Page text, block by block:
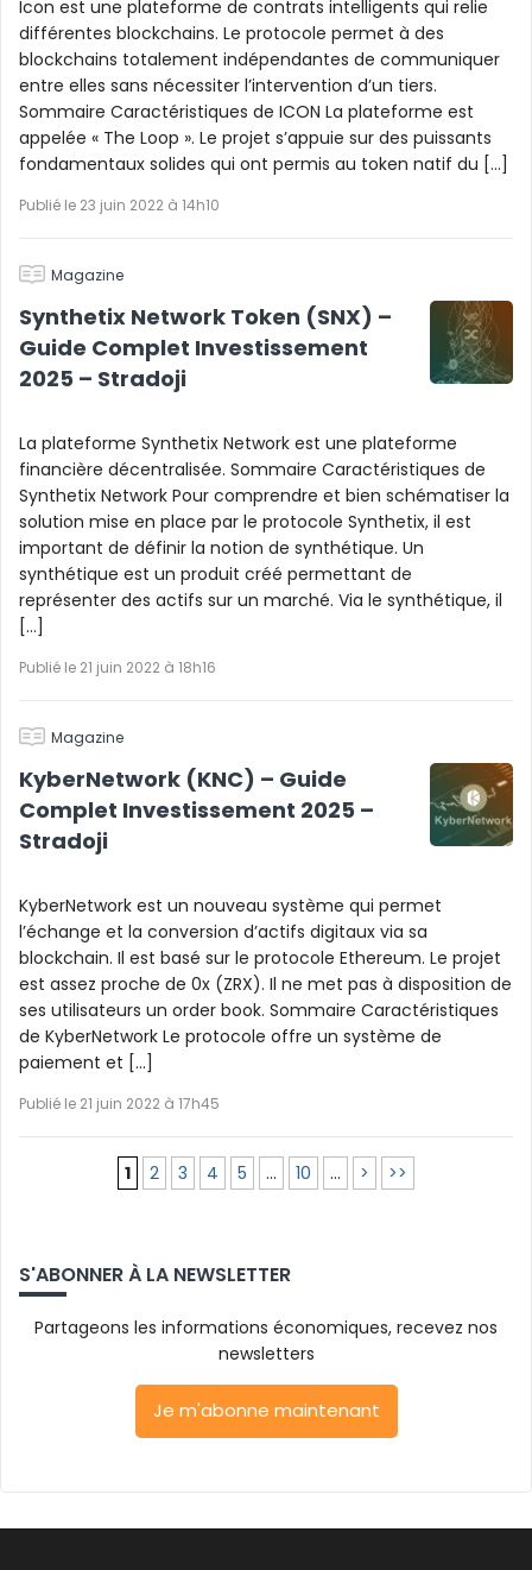
Icon est une plateforme de contrats intelligents qui relie
différentes blockchains. Le protocole permet à des
blockchains totalement indépendantes de communiquer
entre elles sans nécessiter l’intervention d’un tiers.
Sommaire Caractéristiques de ICON La plateforme est
appelée « The Loop ». Le projet s’appuie sur des puissants
fondamentaux solides qui ont permis au token natif du […]
Publié le 23 juin 2022 à 14h10
Magazine
Synthetix Network Token (SNX) –
Guide Complet Investissement
2025 – Stradoji
La plateforme Synthetix Network est une plateforme
financière décentralisée. Sommaire Caractéristiques de
Synthetix Network Pour comprendre et bien schématiser la
solution mise en place par le protocole Synthetix, il est
important de définir la notion de synthétique. Un
synthétique est un produit créé permettant de
représenter des actifs sur un marché. Via le synthétique, il
[…]
Publié le 21 juin 2022 à 18h16
Magazine
KyberNetwork (KNC) – Guide
Complet Investissement 2025 –
Stradoji
KyberNetwork est un nouveau système qui permet
l’échange et la conversion d’actifs digitaux via sa
blockchain. Il est basé sur le protocole Ethereum. Le projet
est assez proche de 0x (ZRX). Il ne met pas à disposition de
ses utilisateurs un order book. Sommaire Caractéristiques
de KyberNetwork Le protocole offre un système de
paiement et […]
Publié le 21 juin 2022 à 17h45
1 2 3 4 5 … 10 … > >>
S'ABONNER À LA NEWSLETTER
Partageons les informations économiques, recevez nos
newsletters
Je m'abonne maintenant